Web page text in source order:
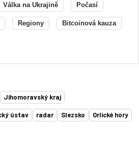
Válka na Ukrajině Počasí
Regiony Bitcoinová kauza
Jihomoravský kraj
ústav radar Slezsko Orlické hory